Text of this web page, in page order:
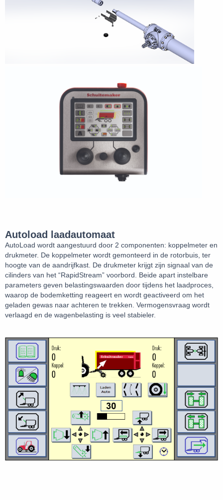
Autoload laadautomaat
AutoLoad wordt aangestuurd door 2 componenten: koppelmeter en
drukmeter. De koppelmeter wordt gemonteerd in de rotorbuis, ter
hoogte van de aandrijfkast. De drukmeter krijgt zijn signaal van de
cilinders van het “RapidStream” voorbord. Beide apart instelbare
parameters geven belastingswaarden door tijdens het laadproces,
waarop de bodemketting reageert en wordt geactiveerd om het
geladen gewas naar achteren te trekken. Vermogensvraag wordt
verlaagd en de wagenbelasting is veel stabieler.